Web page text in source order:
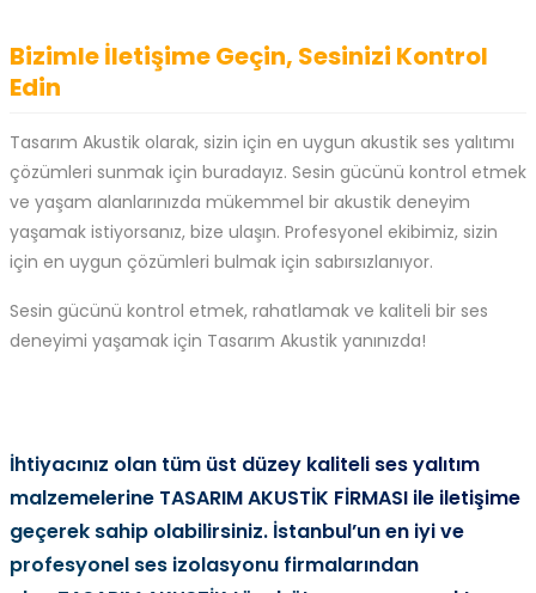
Bizimle İletişime Geçin, Sesinizi Kontrol
Edin
Tasarım Akustik olarak, sizin için en uygun akustik ses yalıtımı
çözümleri sunmak için buradayız. Sesin gücünü kontrol etmek
ve yaşam alanlarınızda mükemmel bir akustik deneyim
yaşamak istiyorsanız, bize ulaşın. Profesyonel ekibimiz, sizin
için en uygun çözümleri bulmak için sabırsızlanıyor.
Sesin gücünü kontrol etmek, rahatlamak ve kaliteli bir ses
deneyimi yaşamak için Tasarım Akustik yanınızda!
İhtiyacınız olan tüm üst düzey kaliteli ses yalıtım
malzemelerine TASARIM AKUSTİK FİRMASI ile iletişime
geçerek sahip olabilirsiniz. İstanbul’un en iyi ve
profesyonel ses izolasyonu firmalarından